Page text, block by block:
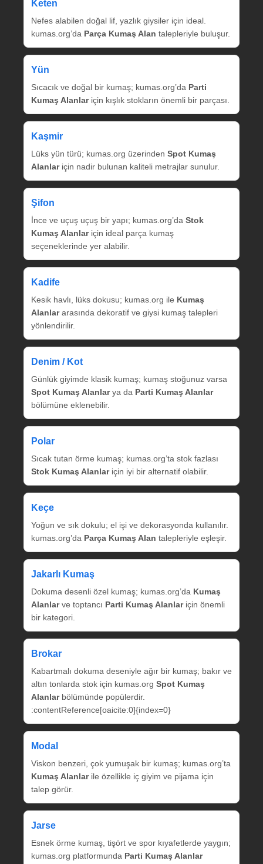
Keten
Nefes alabilen doğal lif, yazlık giysiler için ideal.
kumas.org’da Parça Kumaş Alan talepleriyle buluşur.
Yün
Sıcacık ve doğal bir kumaş; kumas.org’da Parti
Kumaş Alanlariçin kışlık stokların önemli bir parçası.
Kaşmir
Lüks yün türü; kumas.org üzerinden Spot Kumaş
Alanlariçin nadir bulunan kaliteli metrajlar sunulur.
Şifon
İnce ve uçuş uçuş bir yapı; kumas.org’da Stok
Kumaş Alanlariçin ideal parça kumaş
seçeneklerinde yer alabilir.
Kadife
Kesik havlı, lüks dokusu; kumas.org ile Kumaş
Alanlararasında dekoratif ve giysi kumaş talepleri
yönlendirilir.
Denim / Kot
Günlük giyimde klasik kumaş; kumaş stoğunuz varsa
Spot Kumaş Alanlarya da Parti Kumaş Alanlar
bölümüne eklenebilir.
Polar
Sıcak tutan örme kumaş; kumas.org’ta stok fazlası
Stok Kumaş Alanlariçin iyi bir alternatif olabilir.
Keçe
Yoğun ve sık dokulu; el işi ve dekorasyonda kullanılır.
kumas.org’da Parça Kumaş Alan talepleriyle eşleşir.
Jakarlı Kumaş
Dokuma desenli özel kumaş; kumas.org’da Kumaş
Alanlarve toptancı Parti Kumaş Alanlariçin önemli
bir kategori.
Brokar
Kabartmalı dokuma deseniyle ağır bir kumaş; bakır ve
altın tonlarda stok için kumas.org Spot Kumaş
Alanlarbölümünde popülerdir.
:contentReference[oaicite:0]{index=0}
Modal
Viskon benzeri, çok yumuşak bir kumaş; kumas.org’ta
Kumaş Alanlarile özellikle iç giyim ve pijama için
talep görür.
Jarse
Esnek örme kumaş, tişört ve spor kıyafetlerde yaygın;
kumas.org platformunda Parti Kumaş Alanlar